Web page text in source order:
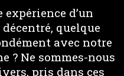
d’un
quelque
avec notre
? Ne sommes-nous
pris dans ces